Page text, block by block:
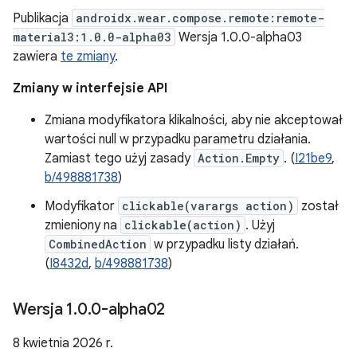
Publikacja androidx.wear.compose.remote:remote-
material3:1.0.0-alpha03 Wersja 1.0.0-alpha03
zawiera te zmiany.
Zmiany w interfejsie API
Zmiana modyfikatora klikalności, aby nie akceptował
wartości null w przypadku parametru działania.
Zamiast tego użyj zasady Action.Empty . (I21be9,
b/498881738)
Modyfikator clickable(varargs action)
został
zmieniony na clickable(action) . Użyj
CombinedAction w przypadku listy działań.
(I8432d, b/498881738)
Wersja 1.0.0-alpha02
8 kwietnia 2026 r.